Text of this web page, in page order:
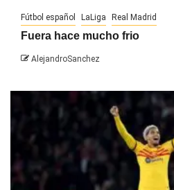
Fútbol español LaLiga Real Madrid
Fuera hace mucho frio
AlejandroSanchez